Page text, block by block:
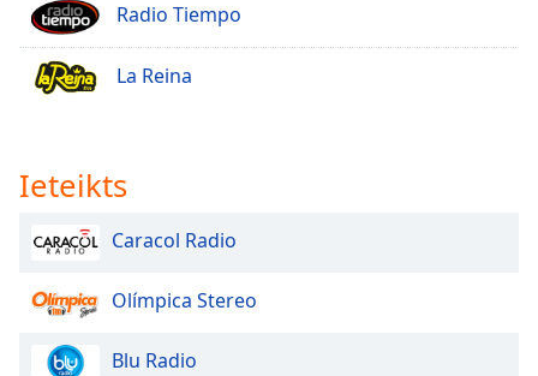
Radio Tiempo
La Reina
Ieteikts
Caracol Radio
Olímpica Stereo
Blu Radio